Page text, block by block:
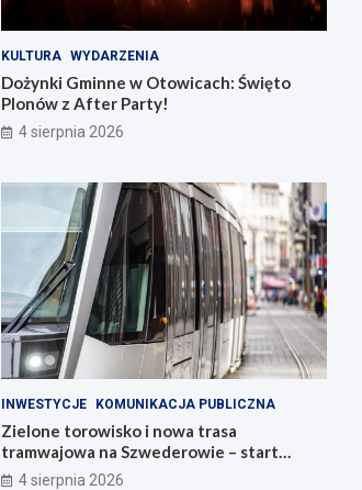
KULTURA WYDARZENIA
Dożynki Gminne w Otowicach: Święto
Plonów z After Party!
4 sierpnia 2026
INWESTYCJE KOMUNIKACJA PUBLICZNA
Zielone torowisko i nowa trasa
tramwajowa na Szwederowie – start
budowy!
4 sierpnia 2026